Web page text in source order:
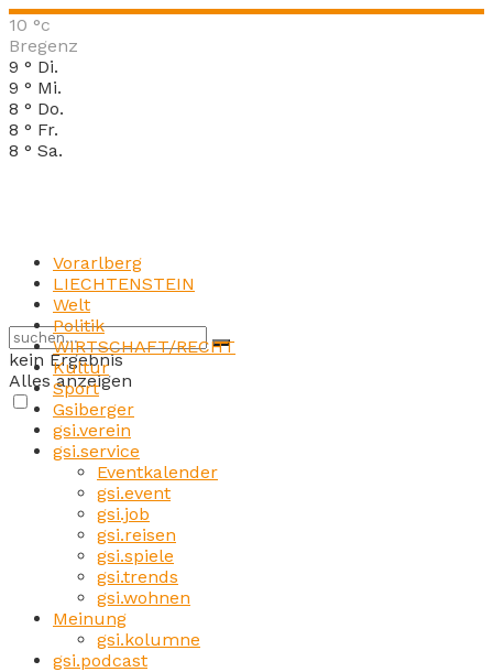
10 °c
Bregenz
9 ° Di.
9 ° Mi.
8 ° Do.
8 ° Fr.
8 ° Sa.
kein Ergebnis
Alles anzeigen
Vorarlberg
LIECHTENSTEIN
Welt
Politik
WIRTSCHAFT/RECHT
Kultur
Sport
Gsiberger
gsi.verein
gsi.service
Eventkalender
gsi.event
gsi.job
gsi.reisen
gsi.spiele
gsi.trends
gsi.wohnen
Meinung
gsi.kolumne
gsi.podcast